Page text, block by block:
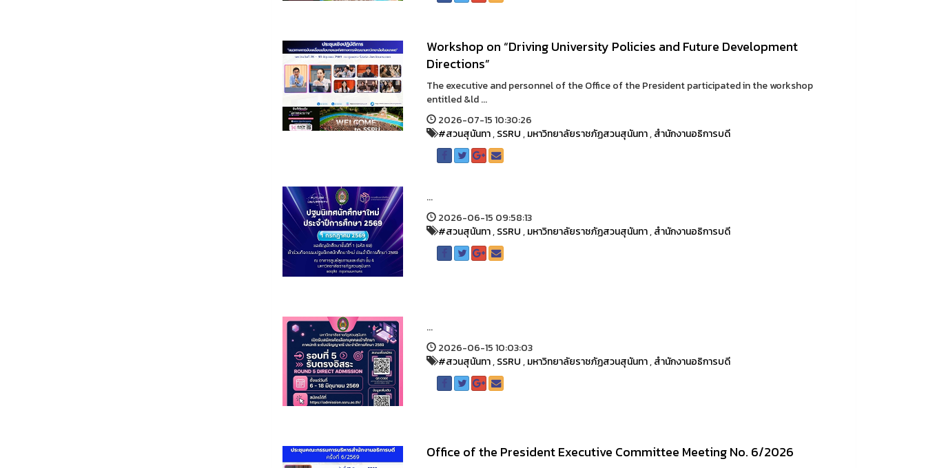
Workshop on “Driving University Policies and Future Development
Directions”
The executive and personnel of the Office of the President participated in the workshop
entitled &ld ...
2026-07-15 10:30:26
#สวนสุนันทา,SSRU,มหาวิทยาลัยราชภัฏสวนสุนันทา,สำนักงานอธิการบดี
...
2026-06-15 09:58:13
#สวนสุนันทา,SSRU,มหาวิทยาลัยราชภัฏสวนสุนันทา,สำนักงานอธิการบดี
...
2026-06-15 10:03:03
#สวนสุนันทา,SSRU,มหาวิทยาลัยราชภัฏสวนสุนันทา,สำนักงานอธิการบดี
Office of the President Executive Committee Meeting No. 6/2026